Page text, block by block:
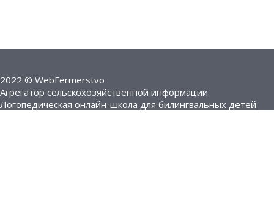
2022 © WebFermerstvo
Агрегатор сельскохозяйственной информации
Логопедическая онлайн-школа для билингвальных детей